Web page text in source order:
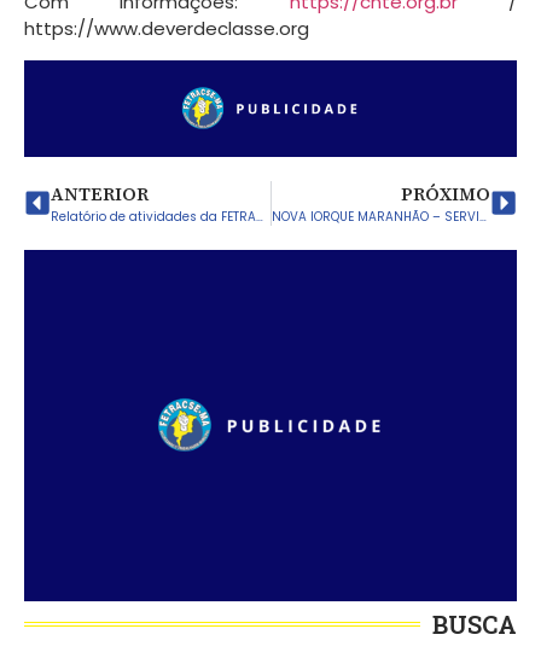
https://www.deverdeclasse.org
ANTERIOR
Relatório de atividades da FETRACSE 2021
PRÓXIMO
NOVA IORQUE MARANHÃO – SERVIDORES FUNDAM SINDICATO MUNICIPAL
BUSCA